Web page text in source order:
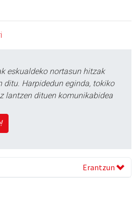
eskualdeko nortasun hitzak
ditu. Harpidedun eginda, tokiko
lantzen dituen komunikabidea
Erantzun